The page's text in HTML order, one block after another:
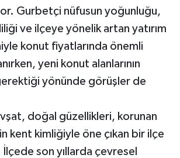
Gurbetçi nüfusun yoğunluğu,
ve ilçeye yönelik artan yatırım
konut fiyatlarında önemli
yeni konut alanlarının
yönünde görüşler de
doğal güzellikleri, korunan
kent kimliğiyle öne çıkan bir ilçe
son yıllarda çevresel